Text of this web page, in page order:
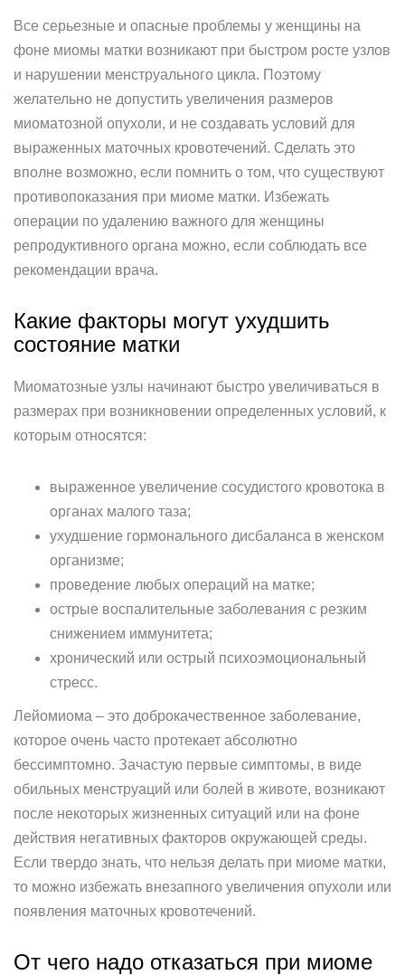
Все серьезные и опасные проблемы у женщины на
фоне миомы матки возникают при быстром росте узлов
и нарушении менструального цикла. Поэтому
желательно не допустить увеличения размеров
миоматозной опухоли, и не создавать условий для
выраженных маточных кровотечений. Сделать это
вполне возможно, если помнить о том, что существуют
противопоказания при миоме матки. Избежать
операции по удалению важного для женщины
репродуктивного органа можно, если соблюдать все
рекомендации врача.
Какие факторы могут ухудшить
состояние матки
Миоматозные узлы начинают быстро увеличиваться в
размерах при возникновении определенных условий, к
которым относятся:
выраженное увеличение сосудистого кровотока в
органах малого таза;
ухудшение гормонального дисбаланса в женском
организме;
проведение любых операций на матке;
острые воспалительные заболевания с резким
снижением иммунитета;
хронический или острый психоэмоциональный
стресс.
Лейомиома – это доброкачественное заболевание,
которое очень часто протекает абсолютно
бессимптомно. Зачастую первые симптомы, в виде
обильных менструаций или болей в животе, возникают
после некоторых жизненных ситуаций или на фоне
действия негативных факторов окружающей среды.
Если твердо знать, что нельзя делать при миоме матки,
то можно избежать внезапного увеличения опухоли или
появления маточных кровотечений.
От чего надо отказаться при миоме